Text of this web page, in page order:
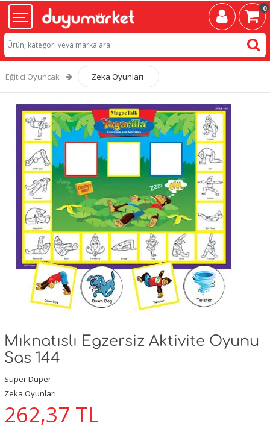
0
Eğitici Oyuncak Zeka Oyunları
Mıknatıslı Egzersiz Aktivite Oyunu
Sas 144
Super Duper
Zeka Oyunları
262,37 TL